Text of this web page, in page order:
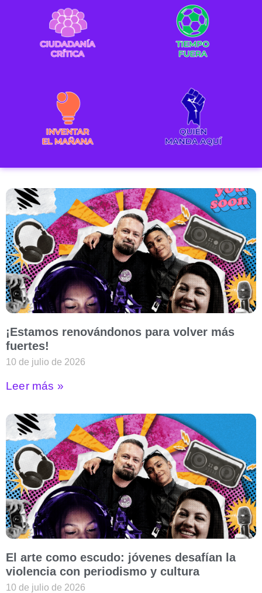
¡Estamos renovándonos para volver más
fuertes!
10 de julio de 2026
Leer más »
El arte como escudo: jóvenes desafían la
violencia con periodismo y cultura
10 de julio de 2026